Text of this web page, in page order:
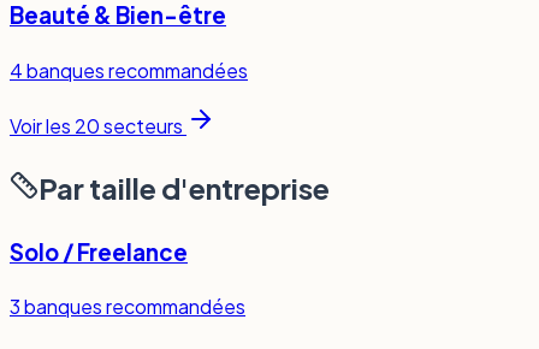
Beauté & Bien-être
4banques recommandées
Voir les 20secteurs
Par taille d'entreprise
Solo / Freelance
3banques recommandées